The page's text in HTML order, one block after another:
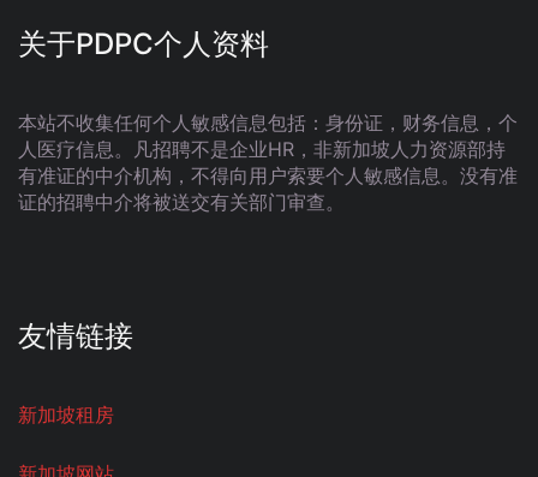
关于PDPC个人资料
本站不收集任何个人敏感信息包括：身份证，财务信息，个
人医疗信息。凡招聘不是企业HR，非新加坡人力资源部持
有准证的中介机构，不得向用户索要个人敏感信息。没有准
证的招聘中介将被送交有关部门审查。
友情链接
新加坡租房